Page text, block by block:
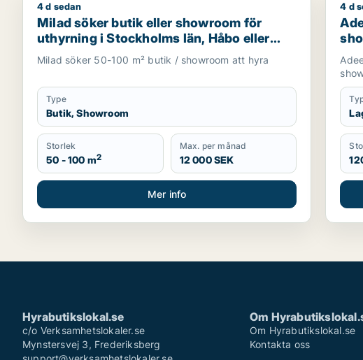
Milad söker butik eller showroom för uthyrning i
4 d sedan
Milad söker butik eller showroom för
uthyrning i Stockholms län, Håbo eller
Knivsta
Milad söker 50-100 m² butik / showroom att hyra
Type
Butik, Showroom
Storlek
50 - 100 m2
Max. per månad
12 000 SEK
Mer info
4 d
Hyrabutikslokal.se
c/o Verksamhetslokaler.se
Mynstersvej 3, Frederiksberg
Om
Om Hyrabutikslokal.se
Kontakta oss